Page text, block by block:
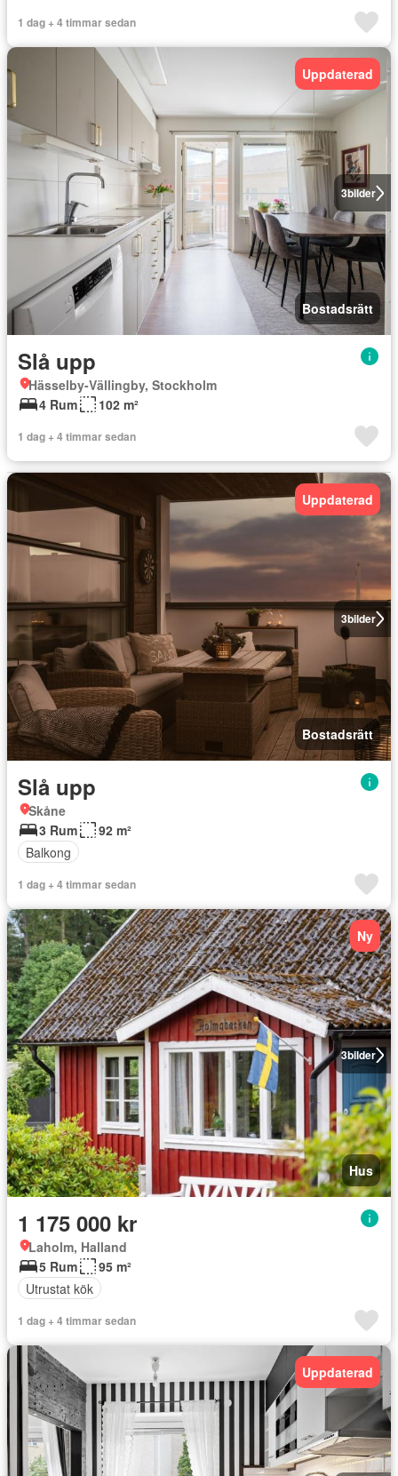
1 dag + 4 timmar sedan
3bilder
Uppdaterad
Bostadsrätt
Slå upp
Hässelby-Vällingby, Stockholm
4 Rum
102 m²
1 dag + 4 timmar sedan
3bilder
Uppdaterad
Bostadsrätt
Slå upp
Skåne
3 Rum
92 m²
Balkong
1 dag + 4 timmar sedan
3bilder
Ny
Hus
1 175 000 kr
Laholm, Halland
5 Rum
95 m²
Utrustat kök
1 dag + 4 timmar sedan
Uppdaterad